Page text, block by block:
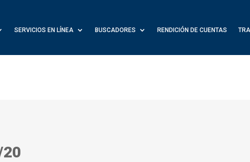
SERVICIOS EN LÍNEA BUSCADORES RENDICIÓN DE CUENTAS